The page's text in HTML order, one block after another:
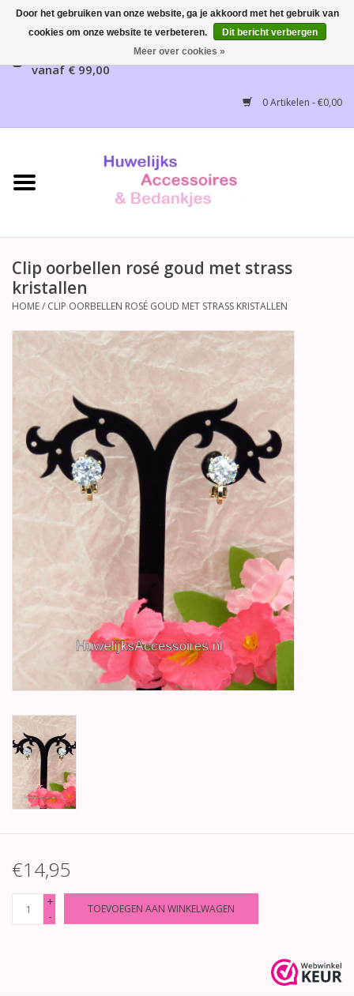
Gratis verzending mogelijk, NL vanaf € 65,00, België
vanaf € 99,00
0 Artikelen - €0,00
Home
Bruidsaccessoires
Huwelijksreceptie
Disney Huwelijk
Betty Boop Huwelijk
Jubileum
Geboorte, Doop en
Communie
Clip oorbellen rosé goud met strass
kristallen
HOME/ CLIP OORBELLEN ROSÉ GOUD MET STRASS KRISTALLEN
€14,95
+
-
TOEVOEGEN AAN WINKELWAGEN
Door het gebruiken van onze website, ga je akkoord met het gebruik van
cookies om onze website te verbeteren.
Dit bericht verbergen
Meer over cookies »